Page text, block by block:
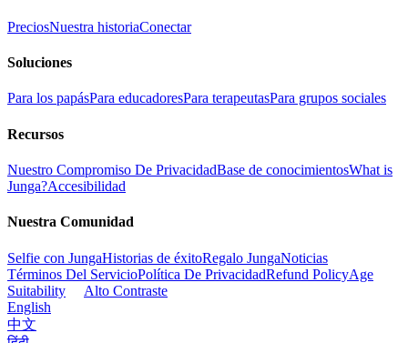
PreciosNuestra historiaConectar
Soluciones
Para los papásPara educadoresPara terapeutasPara grupos sociales
Recursos
Nuestro Compromiso De PrivacidadBase de conocimientosWhat is
Junga?Accesibilidad
Nuestra Comunidad
Selfie con JungaHistorias de éxitoRegalo JungaNoticias
Términos Del ServicioPolítica De PrivacidadRefund PolicyAge
Suitability
Alto Contraste
English
中文